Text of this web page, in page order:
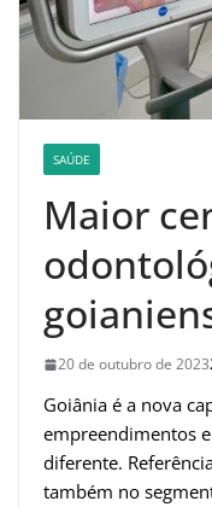
SAÚDE
Maior
20 de outubro de 2023
Goiânia é a nova
empreendimentos
diferente.
também no